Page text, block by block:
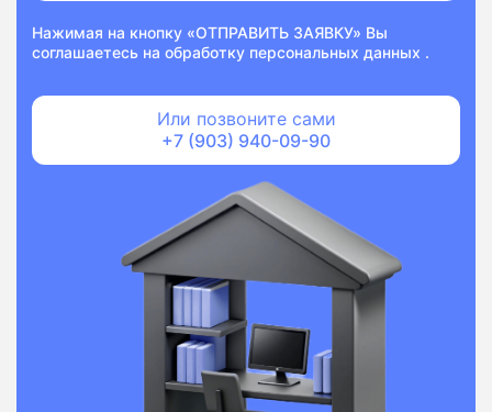
Нажимая на кнопку «ОТПРАВИТЬ ЗАЯВКУ» Вы
соглашаетесь на обработку персональных данных .
Или позвоните сами
+7 (903) 940-09-90